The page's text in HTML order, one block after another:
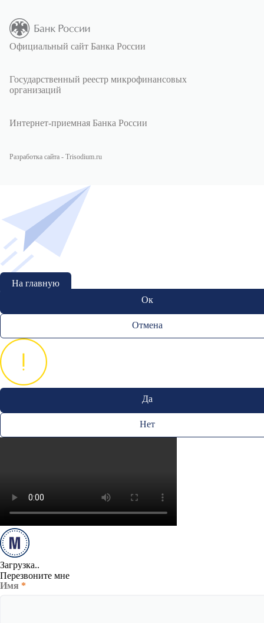
Официальный сайт Банка России
Государственный реестр микрофинансовых
организаций
Интернет-приемная Банка России
Разработка сайта - Trisodium.ru
На главную
Ок
Отмена
Да
Нет
Загрузка..
Перезвоните мне
Имя *